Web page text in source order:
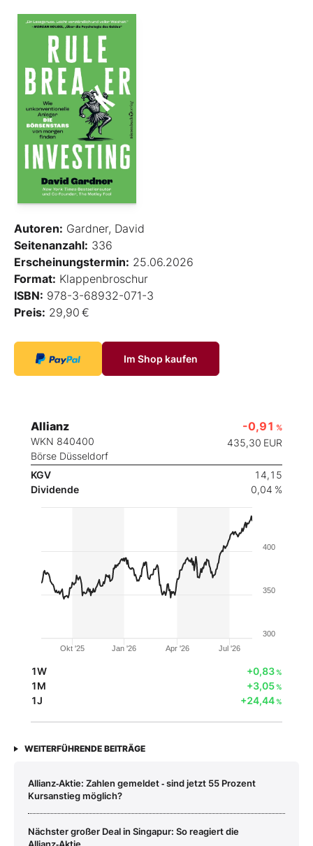
Autoren: Gardner, David
Seitenanzahl: 336
Erscheinungstermin: 25.06.2026
Format: Klappenbroschur
ISBN: 978-3-68932-071-3
Preis: 29,90 €
Im Shop kaufen
Allianz
WKN 840400
Börse Düsseldorf
-0,91 %
435,30 EUR
KGV
14,15
Dividende
0,04 %
Okt '25 Jan '26 Apr '26 Jul '26
300
350
400
1W +0,83%
1M +3,05%
1J +24,44%
WEITERFÜHRENDE BEITRÄGE
Allianz‑Aktie: Zahlen gemeldet ‑ sind jetzt 55 Prozent
Kursanstieg möglich?
Nächster großer Deal in Singapur: So reagiert die